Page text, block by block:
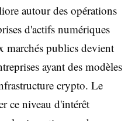
autour des opérations
d'actifs numériques
marchés publics devient
ayant des modèles
crypto. Le
ce niveau d'intérêt